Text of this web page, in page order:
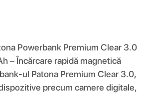
Powerbank Premium Clear 3.0
– Încărcare rapidă magnetică
ul Patona Premium Clear 3.0,
precum camere digitale,